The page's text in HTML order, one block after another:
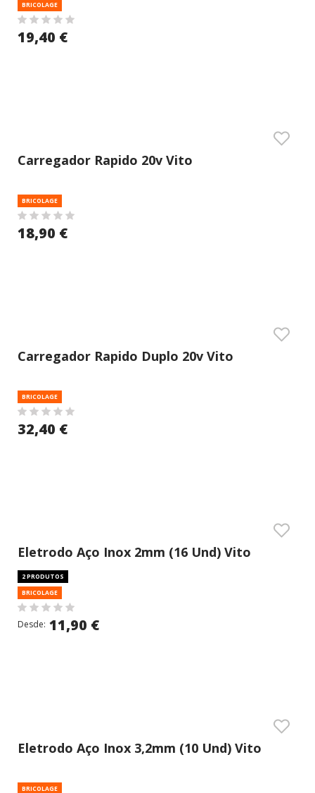
BRICOLAGE
19,40 €
Carregador Rapido 20v Vito
BRICOLAGE
18,90 €
Carregador Rapido Duplo 20v Vito
BRICOLAGE
32,40 €
Eletrodo Aço Inox 2mm (16 Und) Vito
2 PRODUTOS
BRICOLAGE
Desde: 11,90 €
Eletrodo Aço Inox 3,2mm (10 Und) Vito
BRICOLAGE